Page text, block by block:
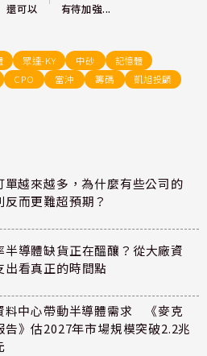
還可以 有待加強...
眾達-KY 中砂
記憶體
CPO 當沖 籌碼
凱旭投顧
單越來越多，為什麼有些公司的
反而更難超預期？
半導體缺貨正在醞釀？從大廠資
出看真正的時間點
料中心帶動半導體需求 《麥克
告》估2027年市場規模突破2.2兆